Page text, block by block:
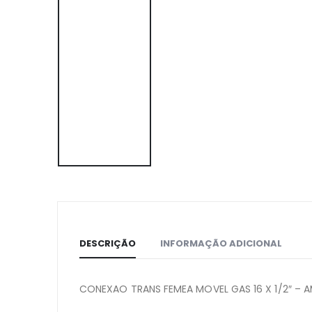
DESCRIÇÃO INFORMAÇÃO ADICIONAL
CONEXAO TRANS FEMEA MOVEL GAS 16 X 1/2″ –